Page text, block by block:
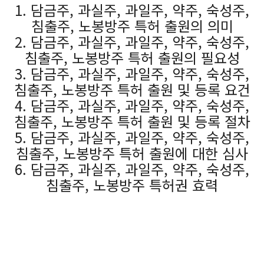
1. 담금주, 과실주, 과일주, 약주, 숙성주,
침출주, 노봉방주 특허 출원의 의미
2. 담금주, 과실주, 과일주, 약주, 숙성주,
침출주, 노봉방주 특허 출원의 필요성
3. 담금주, 과실주, 과일주, 약주, 숙성주,
침출주, 노봉방주 특허 출원 및 등록 요건
4. 담금주, 과실주, 과일주, 약주, 숙성주,
침출주, 노봉방주 특허 출원 및 등록 절차
5. 담금주, 과실주, 과일주, 약주, 숙성주,
침출주, 노봉방주 특허 출원에 대한 심사
6. 담금주, 과실주, 과일주, 약주, 숙성주,
침출주, 노봉방주 특허권 효력